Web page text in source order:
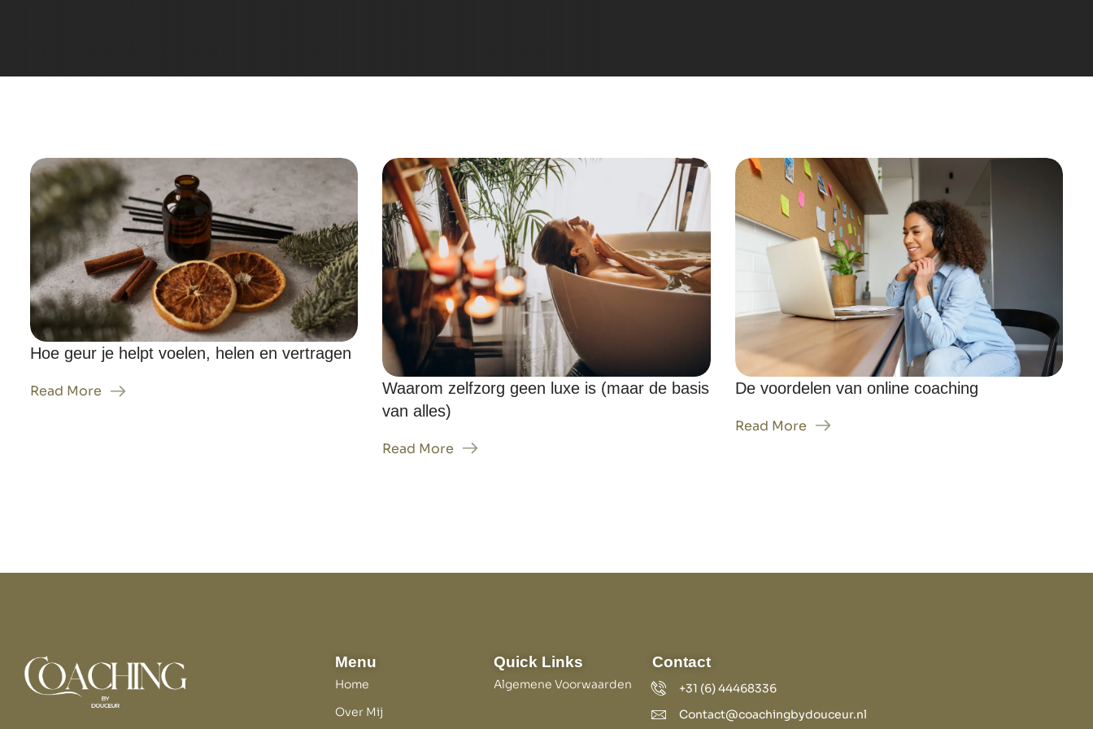
Hoe geur je helpt voelen, helen en vertragen
Read More
Waarom zelfzorg geen luxe is (maar de basis
van alles)
Read More
De voordelen van online coaching
Read More
Menu
Home
Over Mij
Quick Links
Algemene Voorwaarden
Contact
+31 (6) 44468336
Contact@coachingbydouceur.nl